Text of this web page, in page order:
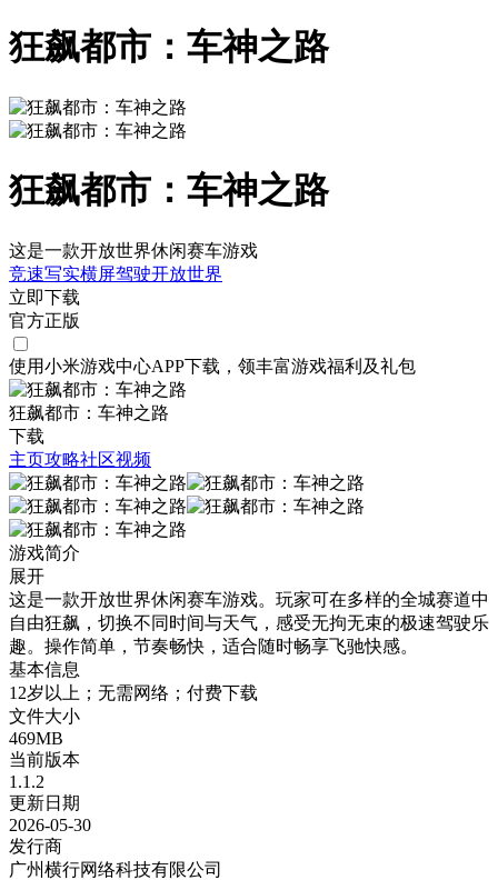
狂飙都市：车神之路
狂飙都市：车神之路
这是一款开放世界休闲赛车游戏
竞速写实横屏驾驶开放世界
立即下载
官方正版
使用小米游戏中心APP下载 ，领丰富游戏福利 及礼包
狂飙都市：车神之路
下载
主页攻略社区视频
游戏简介
展开
这是一款开放世界休闲赛车游戏。玩家可在多样的全城赛道中
自由狂飙，切换不同时间与天气，感受无拘无束的极速驾驶乐
趣。操作简单，节奏畅快，适合随时畅享飞驰快感。
基本信息
12岁以上；无需网络；付费下载
文件大小
469MB
当前版本
1.1.2
更新日期
2026-05-30
发行商
广州横行网络科技有限公司